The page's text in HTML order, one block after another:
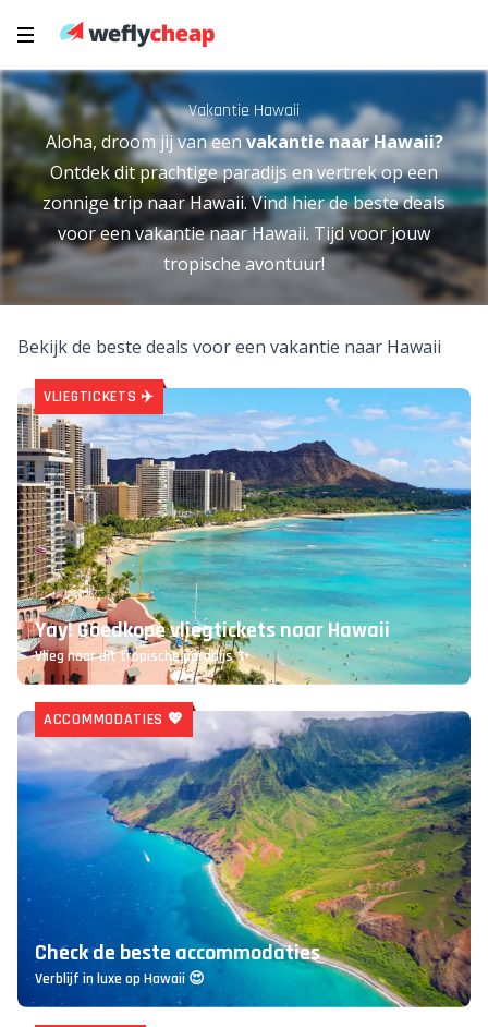
Vakantie Hawaii
Aloha, droom jij van een vakantie naar Hawaii?
Ontdek dit prachtige paradijs en vertrek op een
zonnige trip naar Hawaii. Vind hier de beste deals
voor een vakantie naar Hawaii. Tijd voor jouw
tropische avontuur!
Bekijk de beste deals voor een vakantie naar Hawaii
VLIEGTICKETS ✈️
Yay! Goedkope vliegtickets naar Hawaii
Vlieg naar dit tropische paradijs ✨
ACCOMMODATIES 💖
Check de beste accommodaties
Verblijf in luxe op Hawaii 😍